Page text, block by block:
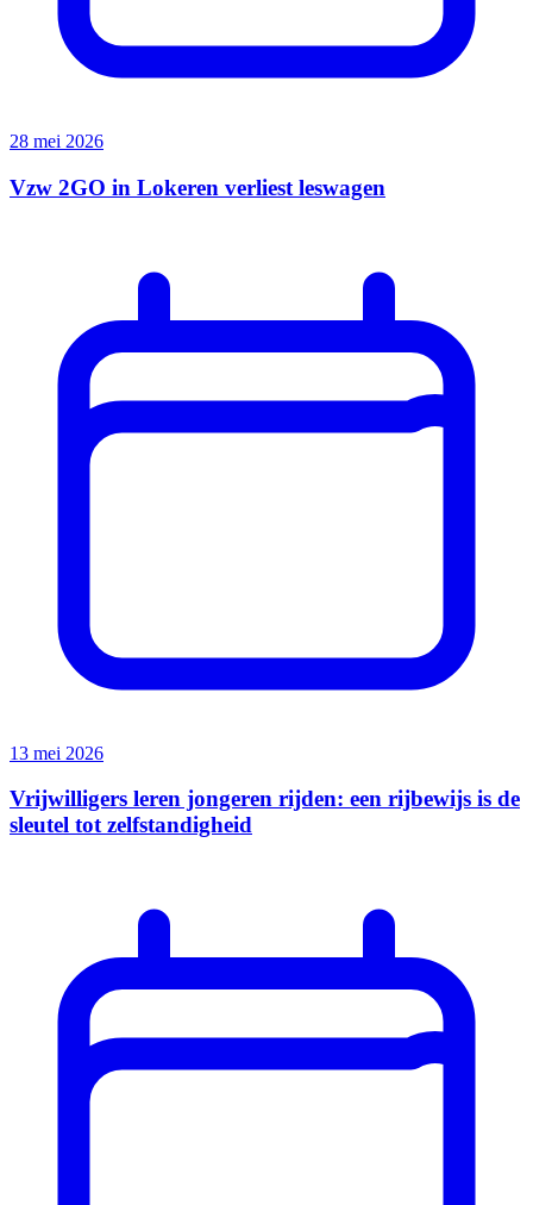
28 mei 2026
Vzw 2GO in Lokeren verliest leswagen
13 mei 2026
Vrijwilligers leren jongeren rijden: een rijbewijs is de
sleutel tot zelfstandigheid